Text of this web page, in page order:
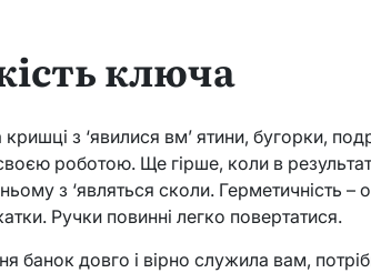
ключа
з ‘явилися вм’ ятини, бугорки,
роботою. Ще гірше, коли в
з ‘являться сколи. Герметичність –
Ручки повинні легко повертатися.
довго і вірно служила вам,